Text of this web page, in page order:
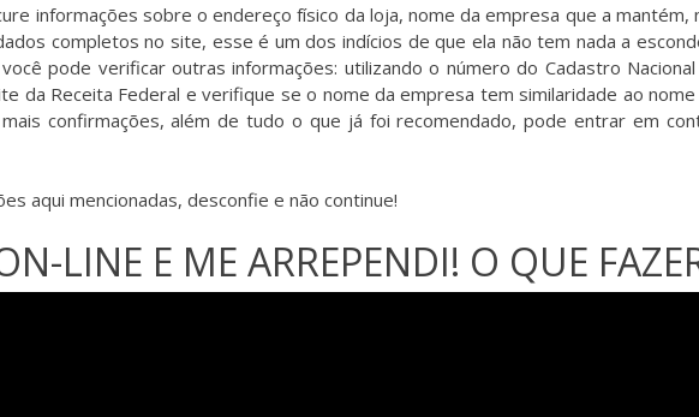
informações sobre o endereço físico da loja, nome da empresa que a mantém,
completos no site, esse é um dos indícios de que ela não tem nada a
pode verificar outras informações: utilizando o número do Cadastro Nacional
da Receita Federal e verifique se o nome da empresa tem similaridade ao
mais confirmações, além de tudo o que já foi recomendado, pode entrar em
aqui mencionadas, desconfie e não continue!
LINE E ME ARREPENDI! O QUE